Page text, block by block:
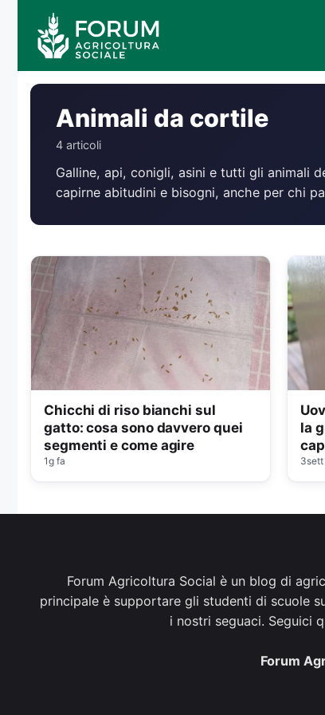
contenuto
Animali da cortile
4 articoli
Galline, api, conigli, asini e tutti gli animali
capirne abitudini e bisogni, anche per chi
Chicchi di riso bianchi sul
gatto: cosa sono davvero quei
segmenti e come agire
1g fa
la
3sett
Forum Agricoltura Social è un blog di
principale è supportare gli studenti di scuole
i nostri seguaci. Seguici
Forum